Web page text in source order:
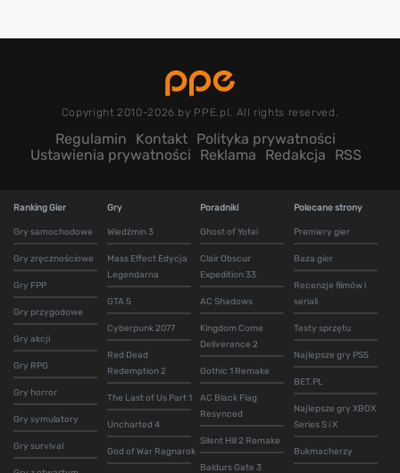
Copyright 2010-2026 by PPE.pl. All rights reserved.
Regulamin Kontakt Polityka prywatności
Ustawienia prywatności
Reklama Redakcja RSS
Ranking Gier
Gry samochodowe
Gry zręcznościowe
Gry FPP
Gry przygodowe
Gry akcji
Gry RPG
Gry horror
Gry symulatory
Gry survival
Gry
Wiedźmin 3
Mass Effect Edycja
Legendarna
GTA 5
Cyberpunk 2077
Red Dead
Redemption 2
The Last of Us Part 1
Uncharted 4
God of War Ragnarok
Poradniki
Ghost of Yotei
Clair Obscur
Expedition 33
AC Shadows
Kingdom Come
Deliverance 2
Gothic 1 Remake
AC Black Flag
Resynced
Silent Hill 2 Remake
Baldurs Gate 3
Polecane strony
Premiery gier
Baza gier
Recenzje filmów i
seriali
Testy sprzętu
Najlepsze gry PS5
BET.PL
Najlepsze gry XBOX
Series S i X
Bukmacherzy